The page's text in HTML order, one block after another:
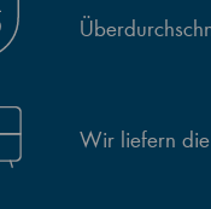
Wir liefern